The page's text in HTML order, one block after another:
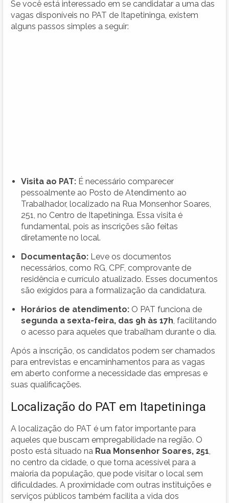
Se você está interessado em se candidatar a uma das
vagas disponíveis no PAT de Itapetininga, existem
alguns passos simples a seguir:
Visita ao PAT: É necessário comparecer
pessoalmente ao Posto de Atendimento ao
Trabalhador, localizado na Rua Monsenhor Soares,
251, no Centro de Itapetininga. Essa visita é
fundamental, pois as inscrições são feitas
diretamente no local.
Documentação: Leve os documentos
necessários, como RG, CPF, comprovante de
residência e currículo atualizado. Esses documentos
são exigidos para a formalização da candidatura.
Horários de atendimento: O PAT funciona de
segunda a sexta-feira, das 9h às 17h , facilitando
o acesso para aqueles que trabalham durante o dia.
Após a inscrição, os candidatos podem ser chamados
para entrevistas e encaminhamentos para as vagas
em aberto conforme a necessidade das empresas e
suas qualificações.
Localização do PAT em Itapetininga
A localização do PAT é um fator importante para
aqueles que buscam empregabilidade na região. O
posto está situado na Rua Monsenhor Soares, 251
no centro da cidade, o que torna acessível para a
maioria da população, que pode visitar o local sem
dificuldades. A proximidade com outras instituições e
serviços públicos também facilita a vida dos